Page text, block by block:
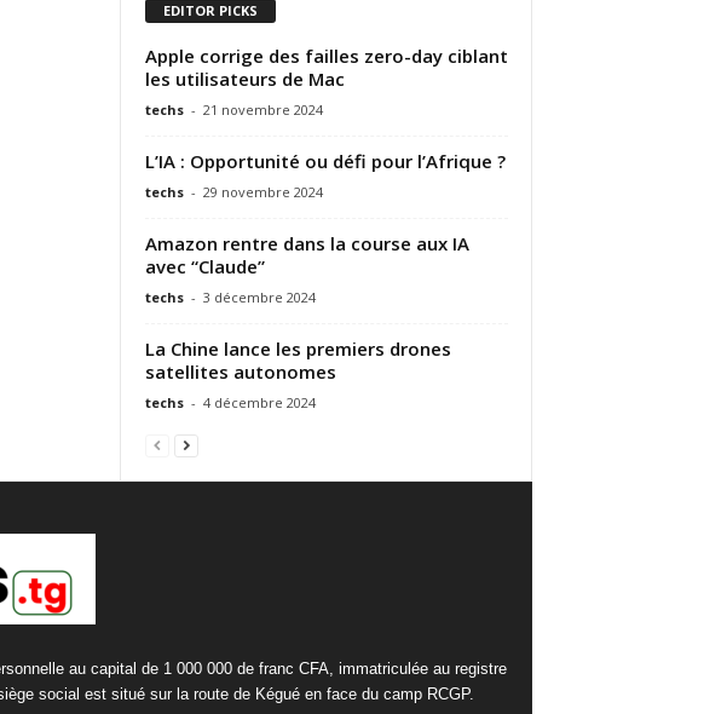
EDITOR PICKS
Apple corrige des failles zero-day ciblant
les utilisateurs de Mac
techs - 21 novembre 2024
L’IA : Opportunité ou défi pour l’Afrique ?
techs - 29 novembre 2024
Amazon rentre dans la course aux IA
avec “Claude”
techs - 3 décembre 2024
La Chine lance les premiers drones
satellites autonomes
techs - 4 décembre 2024
au capital de 1 000 000 de franc CFA, immatriculée au registre
social est situé sur la route de Kégué en face du camp RCGP.